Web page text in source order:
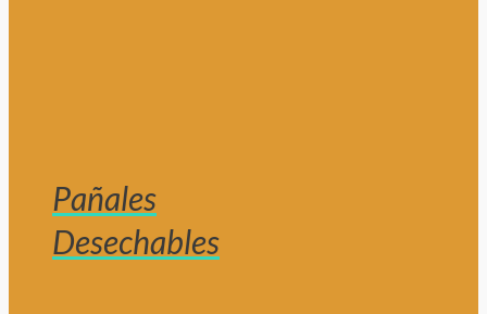
Pañales
Desechables